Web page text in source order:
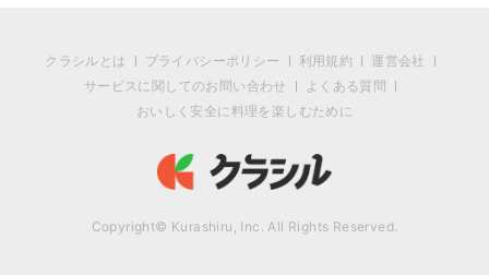
クラシルとは プライバシーポリシー 利用規約
運営会社
サービスに関してのお問い合わせ
よくある質問
おいしく安全に料理を楽しむために
Copyright© Kurashiru, Inc. All Rights Reserved.